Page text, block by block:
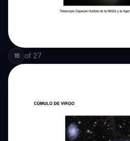
15 of 27